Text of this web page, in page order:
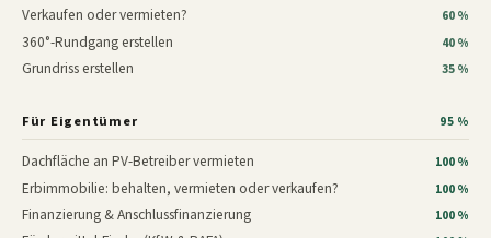
Verkaufen oder vermieten? 60 %
360°-Rundgang erstellen 40 %
Grundriss erstellen 35 %
Für Eigentümer 95 %
Dachfläche an PV-Betreiber vermieten 100 %
Erbimmobilie: behalten, vermieten oder verkaufen? 100 %
Finanzierung & Anschlussfinanzierung 100 %